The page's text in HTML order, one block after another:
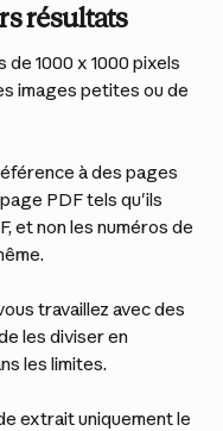
résultats
de 1000 x 1000 pixels
images petites ou de
à des pages
PDF tels qu'ils
et non les numéros de
travaillez avec des
les diviser en
les limites.
extrait uniquement le